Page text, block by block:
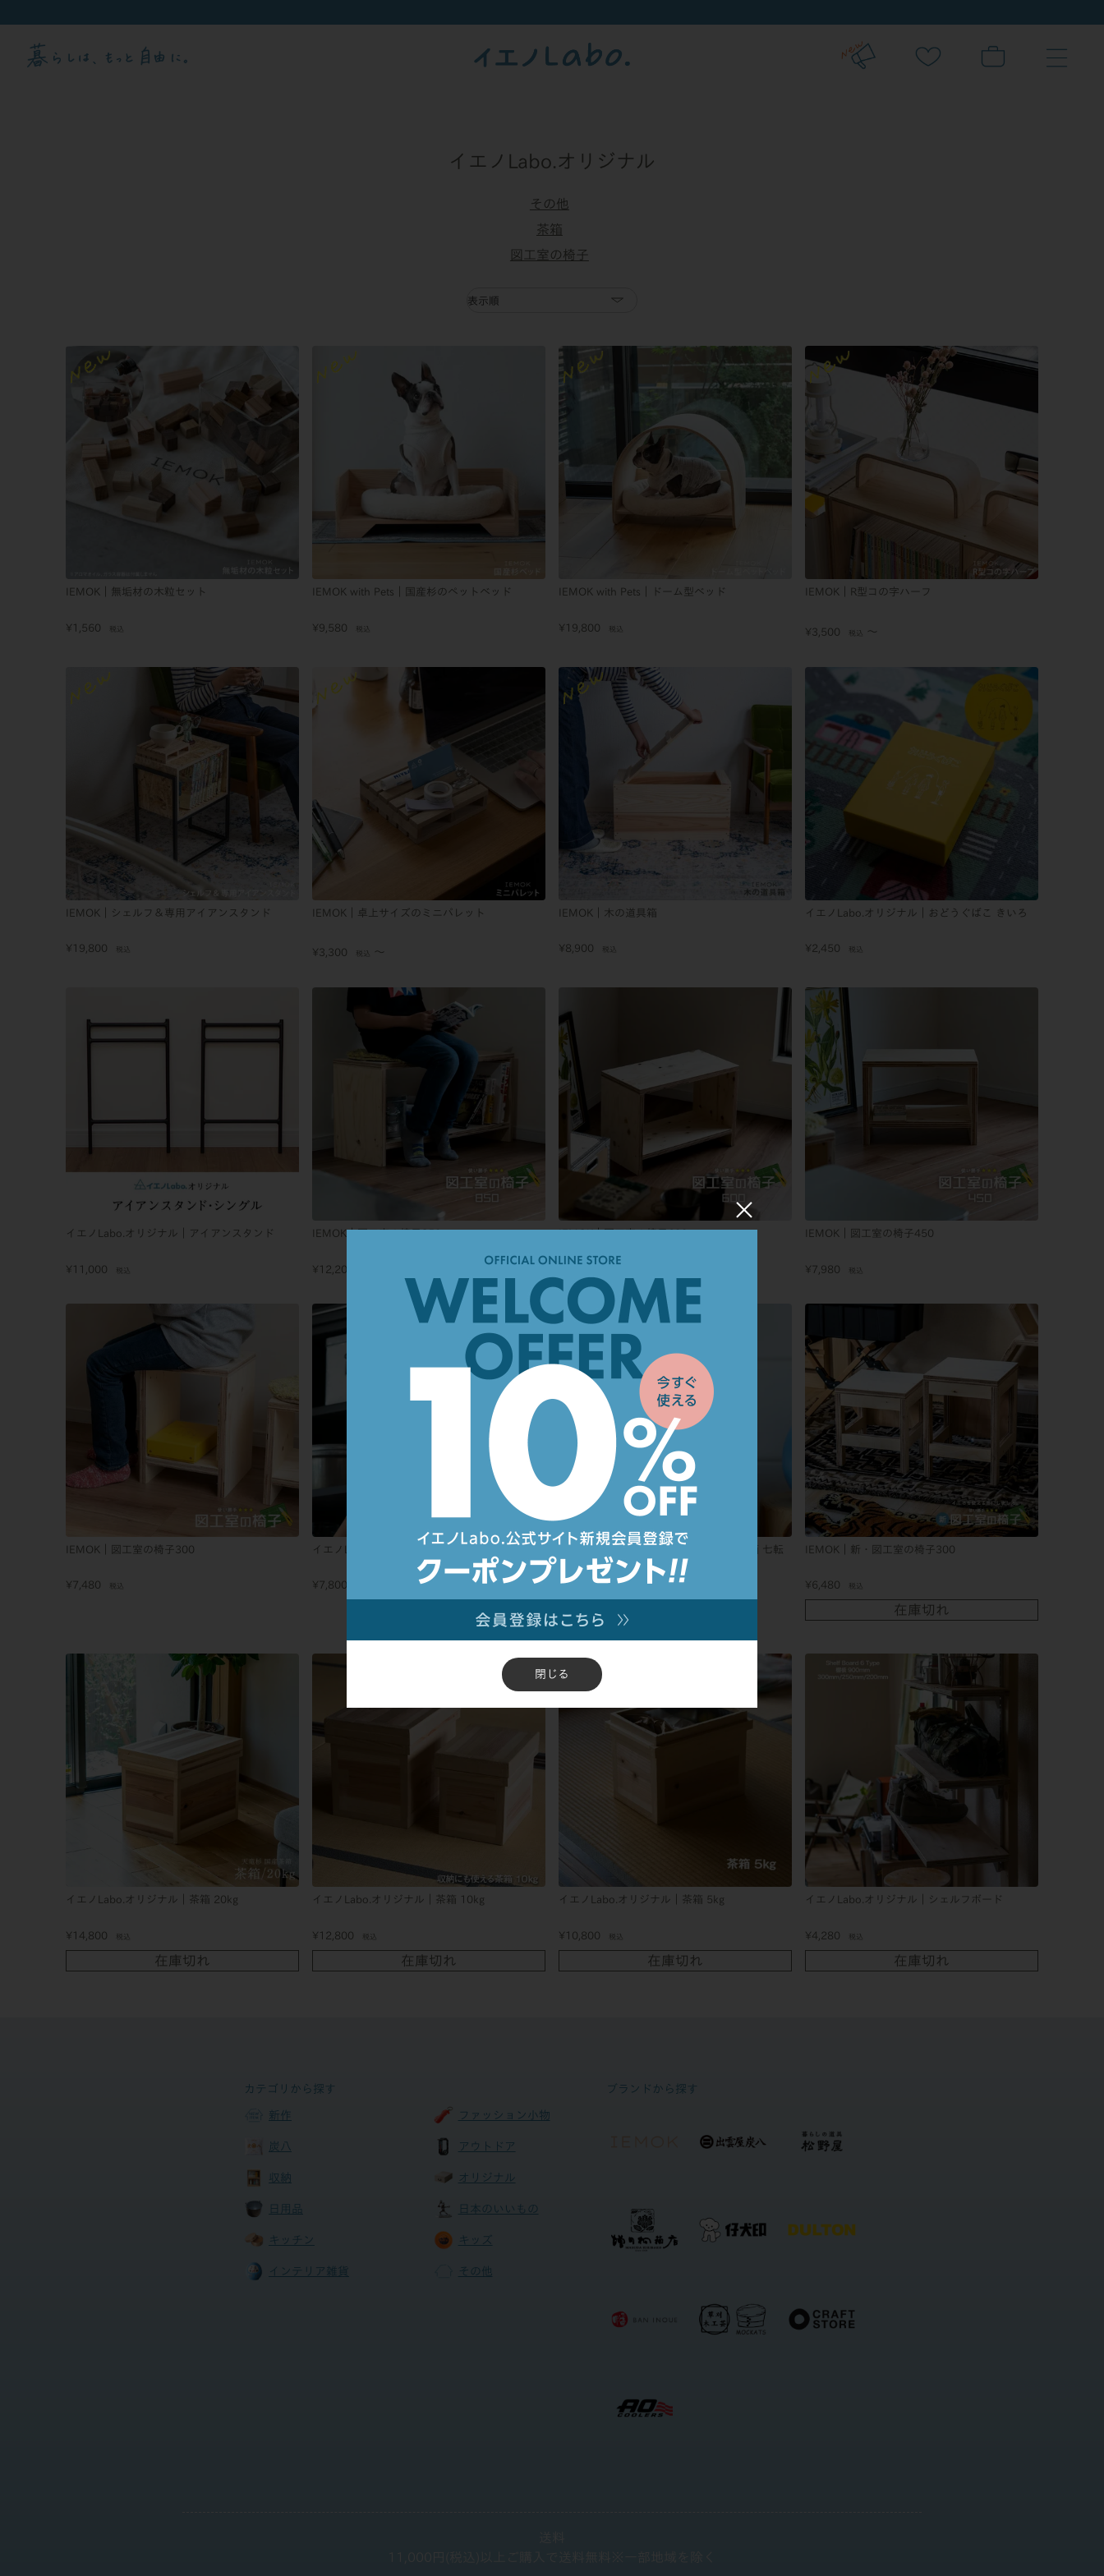
×
閉じる
イエノLabo.オリジナル
その他
茶箱
図工室の椅子
IEMOK｜無垢材の木粒セット
¥ 1,560 税込
IEMOK with Pets｜国産杉のペットベッド
¥9,580 税込
IEMOK with Pets｜ドーム型ベッド
¥ 19,800 税込
IEMOK｜R型コの字ハーフ
¥ 3,500 税込 〜
IEMOK｜シェルフ＆専用アイアンスタンド
¥ 19,800 税込
IEMOK｜卓上サイズのミニパレット
¥3,300 税込 〜
IEMOK｜木の道具箱
¥8,900 税込
イエノLabo.オリジナル｜おどうぐばこ きいろ
¥2,450 税込
イエノLabo.オリジナル｜アイアンスタンド
¥ 11,000 税込
IEMOK｜図工室の椅子850
¥ 12,200
IEMOK｜図工室の椅子450
¥ 7,980 税込
IEMOK｜図工室の椅子300
¥ 7,480 税込
イエノLabo.オリジナル｜茶箱 1kg
¥ 7,800
イエノLabo.オリジナル｜10周年記念企画 七転
び八起きのだるま
¥2,025 税込
IEMOK｜新・図工室の椅子300
¥6,480 税込
在庫切れ
イエノLabo.オリジナル｜茶箱 20kg
¥ 14,800 税込
在庫切れ
イエノLabo.オリジナル｜茶箱 10kg
¥ 12,800 税込
在庫切れ
イエノLabo.オリジナル｜茶箱 5kg
¥ 10,800 税込
在庫切れ
イエノLabo.オリジナル｜シェルフボード
¥4,280 税込
在庫切れ
カテゴリから探す
新作
炭八
収納
日用品
キッチン
インテリア雑貨
ファッション小物
アウトドア
オリジナル
日本のいいもの
キッズ
その他
ブランドから探す